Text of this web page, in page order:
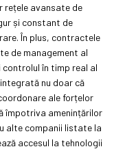
rețele avansate de
și constant de
În plus, contractele
de management al
în timp real al
nu doar că
ale forțelor
împotriva amenințărilor
alte companii listate la
accesul la tehnologii